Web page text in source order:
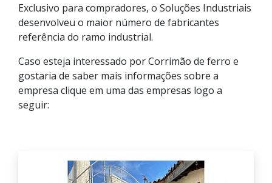
Exclusivo para compradores, o Soluções Industriais
desenvolveu o maior número de fabricantes
referência do ramo industrial.
Caso esteja interessado por Corrimão de ferro e
gostaria de saber mais informações sobre a
empresa clique em uma das empresas logo a
seguir: